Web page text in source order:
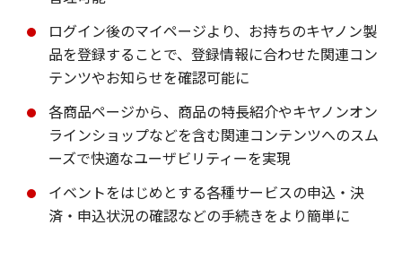
ログイン後のマイページより、お持ちのキヤノン製
品を登録することで、登録情報に合わせた関連コン
テンツやお知らせを確認可能に
各商品ページから、商品の特長紹介やキヤノンオン
ラインショップなどを含む関連コンテンツへのスム
ーズで快適なユーザビリティーを実現
イベントをはじめとする各種サービスの申込・決
済・申込状況の確認などの手続きをより簡単に